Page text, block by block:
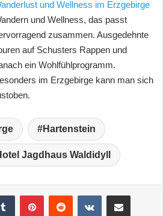
und Wellness im Erzgebirge
und Wellness, das passt
zusammen. Ausgedehnte
auf Schusters Rappen und
ein Wohlfühlprogramm.
im Erzgebirge kann man sich
Hartenstein
Jagdhaus Waldidyll